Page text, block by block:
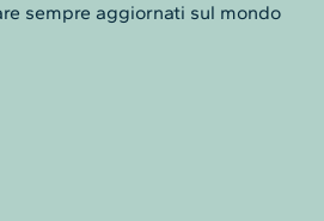
sempre aggiornati sul mondo